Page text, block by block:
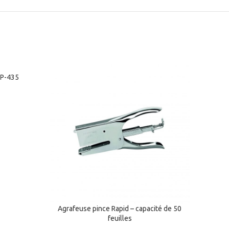
435
Agrafeuse pince Rapid – capacité de 50
feuilles